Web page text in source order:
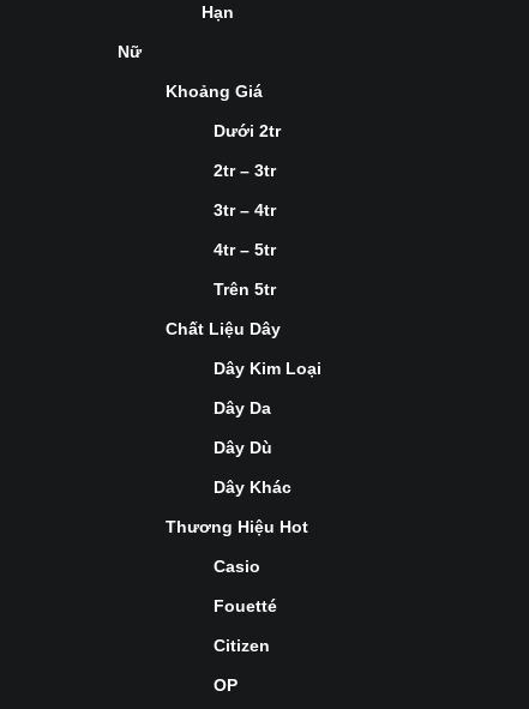
Hạn
Nữ
Khoảng Giá
Dưới 2tr
2tr – 3tr
3tr – 4tr
4tr – 5tr
Trên 5tr
Chất Liệu Dây
Dây Kim Loại
Dây Da
Dây Dù
Dây Khác
Thương Hiệu Hot
Casio
Fouetté
Citizen
OP